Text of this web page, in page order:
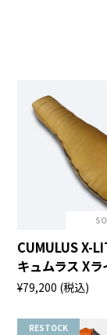
CUMULUS X-
キュムラス X
¥79,200 (税込)
RESTOCK